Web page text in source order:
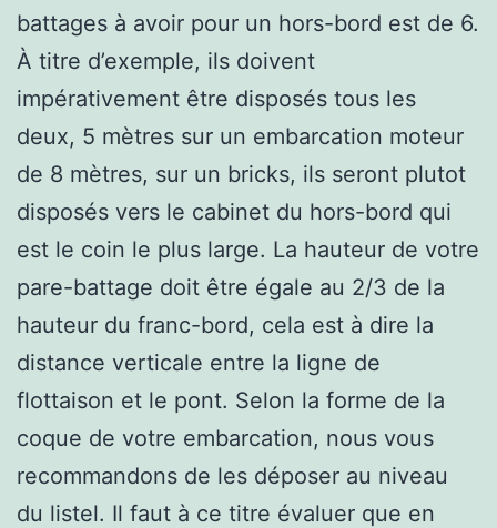
battages à avoir pour un hors-bord est de 6.
À titre d’exemple, ils doivent
impérativement être disposés tous les
deux, 5 mètres sur un embarcation moteur
de 8 mètres, sur un bricks, ils seront plutot
disposés vers le cabinet du hors-bord qui
est le coin le plus large. La hauteur de votre
pare-battage doit être égale au 2/3 de la
hauteur du franc-bord, cela est à dire la
distance verticale entre la ligne de
flottaison et le pont. Selon la forme de la
coque de votre embarcation, nous vous
recommandons de les déposer au niveau
du listel. Il faut à ce titre évaluer que en